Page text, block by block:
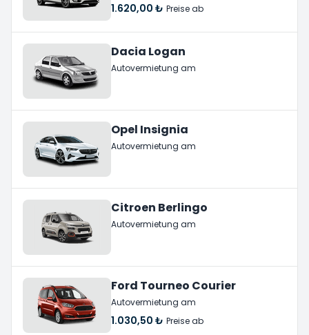
1.620,00 ₺ Preise ab
Dacia Logan
Autovermietung am
Opel Insignia
Autovermietung am
Citroen Berlingo
Autovermietung am
Ford Tourneo Courier
Autovermietung am
1.030,50 ₺ Preise ab